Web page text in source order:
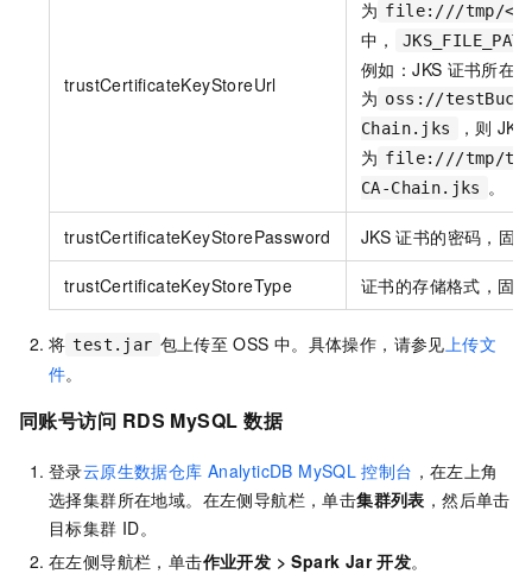
trustCertificateKeyStoreUrl
为 file:///tmp/
中， JKS_FILE_PATH
例如：JKS 证书所在的
为 oss://
Chain.jks
，则 JKS
为 file:///tmp/
CA-Chain.jks 。
trustCertificateKeyStorePassword JKS 证书的密码，固
trustCertificateKeyStoreType 证书的存储格式，固
将 test.jar 包上传至 OSS 中。具体操作，请参见上传文
件。
同账号访问 RDS MySQL 数据
登录云原生数据仓库 AnalyticDB MySQL 控制台 ，在左上角
选择集群所在地域。在左侧导航栏，单击集群列表 ，然后单击
目标集群 ID。
在左侧导航栏，单击作业开发 >Spark Jar 开发。